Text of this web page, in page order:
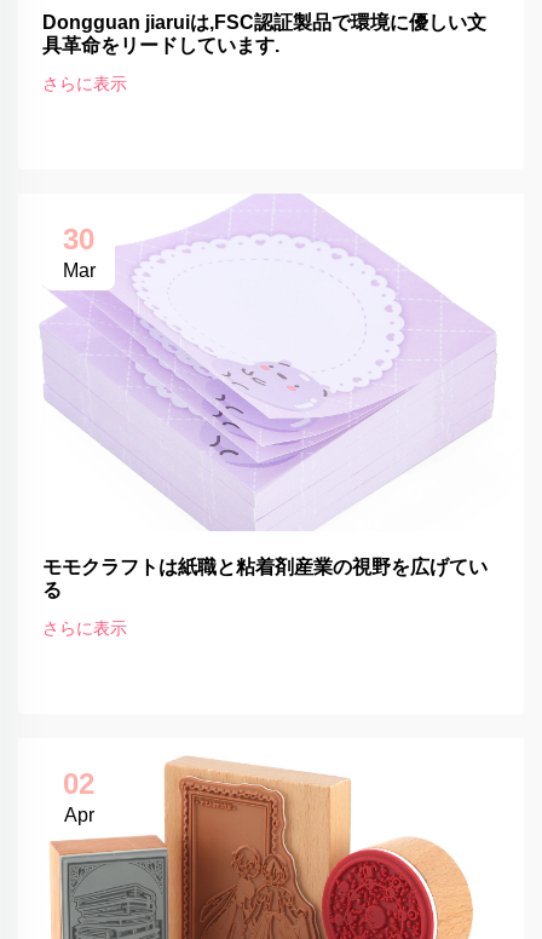
Dongguan jiaruiは,FSC認証製品で環境に優しい文
具革命をリードしています.
さらに表示
30
Mar
モモクラフトは紙職と粘着剤産業の視野を広げてい
る
さらに表示
02
Apr